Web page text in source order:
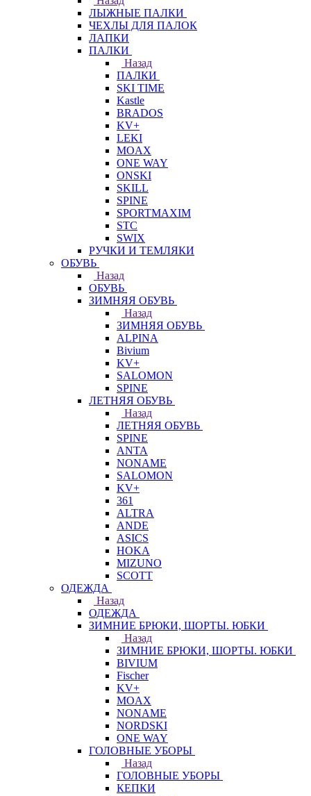
ЛЫЖНЫЕ ПАЛКИ
ЧЕХЛЫ ДЛЯ ПАЛОК
ЛАПКИ
ПАЛКИ
Назад
ПАЛКИ
SKI TIME
Kastle
BRADOS
KV+
LEKI
MOAX
ONE WAY
ONSKI
SKILL
SPINE
SPORTMAXIM
STC
SWIX
РУЧКИ И ТЕМЛЯКИ
ОБУВЬ
Назад
ОБУВЬ
ЗИМНЯЯ ОБУВЬ
Назад
ЗИМНЯЯ ОБУВЬ
ALPINA
Bivium
KV+
SALOMON
SPINE
ЛЕТНЯЯ ОБУВЬ
Назад
ЛЕТНЯЯ ОБУВЬ
SPINE
ANTA
NONAME
SALOMON
KV+
361
ALTRA
ANDE
ASICS
HOKA
MIZUNO
SCOTT
ОДЕЖДА
Назад
ОДЕЖДА
ЗИМНИЕ БРЮКИ, ШОРТЫ. ЮБКИ
Назад
ЗИМНИЕ БРЮКИ, ШОРТЫ. ЮБКИ
BIVIUM
Fischer
KV+
MOAX
NONAME
NORDSKI
ONE WAY
ГОЛОВНЫЕ УБОРЫ
Назад
ГОЛОВНЫЕ УБОРЫ
КЕПКИ